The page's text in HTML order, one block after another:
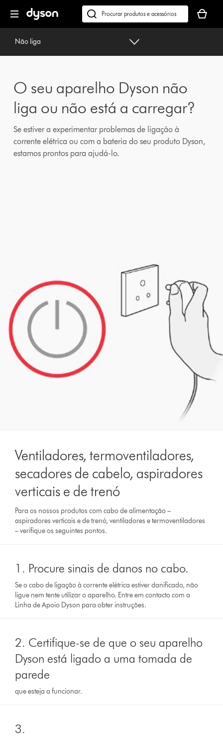
seguinte
Pesquisar
em
seu
cesto
Não liga
O seu aparelho Dyson não
liga ou não está a carregar?
Se estiver a experimentar problemas de ligação à
corrente elétrica ou com a bateria do seu produto Dyson,
estamos prontos para ajudá-lo.
Ventiladores, termoventiladores,
secadores de cabelo, aspiradores
verticais e de trenó
Para os nossos produtos com cabo de alimentação –
aspiradores verticais e de trenó, ventiladores e termoventiladores
– verifique os seguintes pontos.
1. Procure sinais de danos no cabo.
Se o cabo de ligação à corrente elétrica estiver danificado, não
ligue nem tente utilizar o aparelho. Entre em contacto com a
Linha de Apoio Dyson para obter instruções.
2. Certifique-se de que o seu aparelho
Dyson está ligado a uma tomada de
parede
que esteja a funcionar.
3.